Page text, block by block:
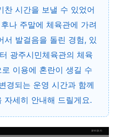
찬 시간을 보낼 수 있었어
나 주말에 체육관에 가려
서 발걸음을 돌린 경험, 있
광주시민체육관의 체육
이용에 혼란이 생길 수
경되는 운영 시간과 함께
자세히 안내해 드릴게요.